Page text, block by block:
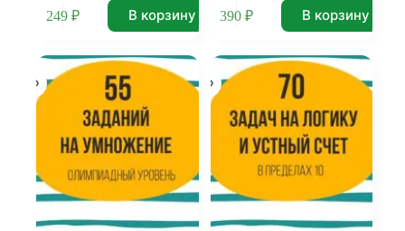
249 ₽ В корзину 390₽ В корзину